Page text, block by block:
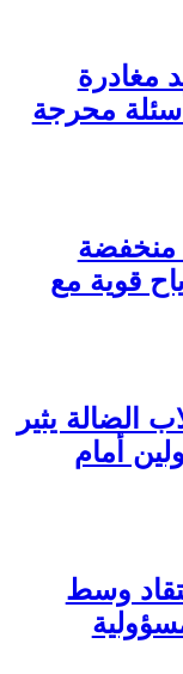
مغادرة
محرجة
قوية مع
الضالة يثير
أمام
وسط